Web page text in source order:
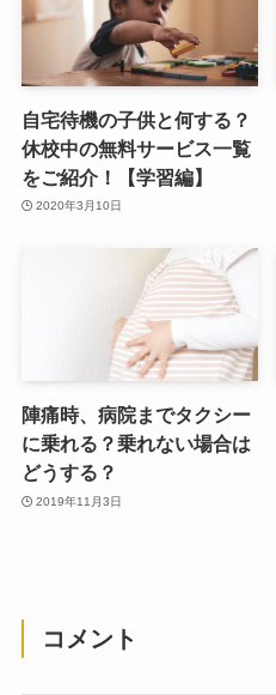
自宅待機の子供と何する？
休校中の無料サービス一覧
をご紹介！【学習編】
2020年3月10日
陣痛時、病院までタクシー
に乗れる？乗れない場合は
どうする？
2019年11月3日
コメント